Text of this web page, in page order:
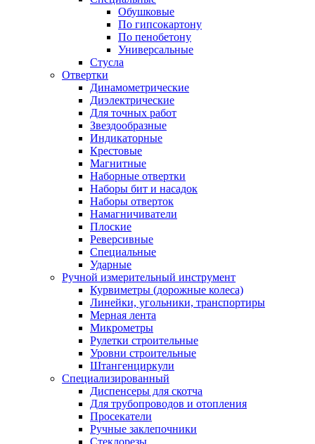
Обушковые
По гипсокартону
По пенобетону
Универсальные
Стусла
Отвертки
Динамометрические
Диэлектрические
Для точных работ
Звездообразные
Индикаторные
Крестовые
Магнитные
Наборные отвертки
Наборы бит и насадок
Наборы отверток
Намагничиватели
Плоские
Реверсивные
Специальные
Ударные
Ручной измерительный инструмент
Курвиметры (дорожные колеса)
Линейки, угольники, транспортиры
Мерная лента
Микрометры
Рулетки строительные
Уровни строительные
Штангенциркули
Специализированный
Диспенсеры для скотча
Для трубопроводов и отопления
Просекатели
Ручные заклепочники
Стеклорезы